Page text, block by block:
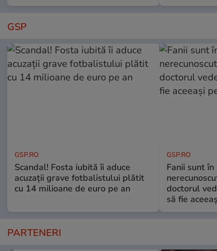
GSP
GSP.RO
Scandal! Fosta iubită îi aduce
acuzații grave fotbalistului plătit
cu 14 milioane de euro pe an
GSP.RO
Fanii sunt în
doctorul
să fie
PARTENERI